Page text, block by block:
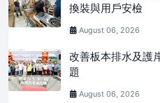
換裝與用戶安檢
August 06, 2026
改善板本排水及護
題
August 06, 2026